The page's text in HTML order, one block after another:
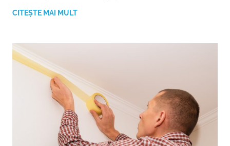
CITEȘTE MAI MULT